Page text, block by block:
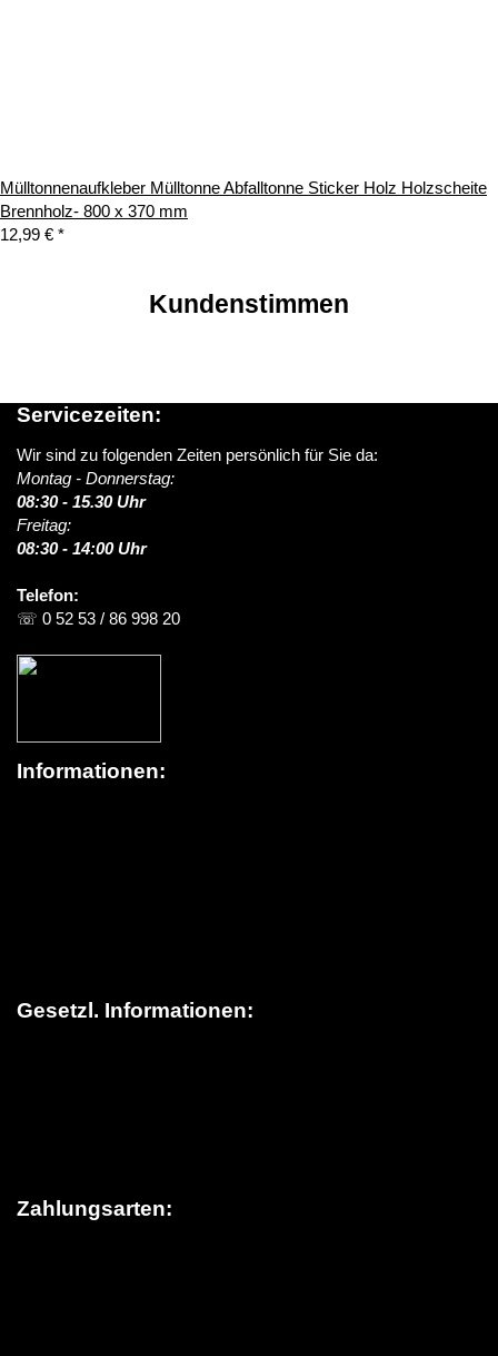
Mülltonnenaufkleber Mülltonne Abfalltonne Sticker Holz Holzscheite
Brennholz- 800 x 370 mm
12,99 € *
Kundenstimmen
Servicezeiten:
Wir sind zu folgenden Zeiten persönlich für Sie da:
Montag - Donnerstag:
08:30 - 15.30 Uhr
Freitag:
08:30 - 14:00 Uhr
Telefon:
☏ 0 52 53 / 86 998 20
Informationen:
Gesetzl. Informationen:
Zahlungsarten: